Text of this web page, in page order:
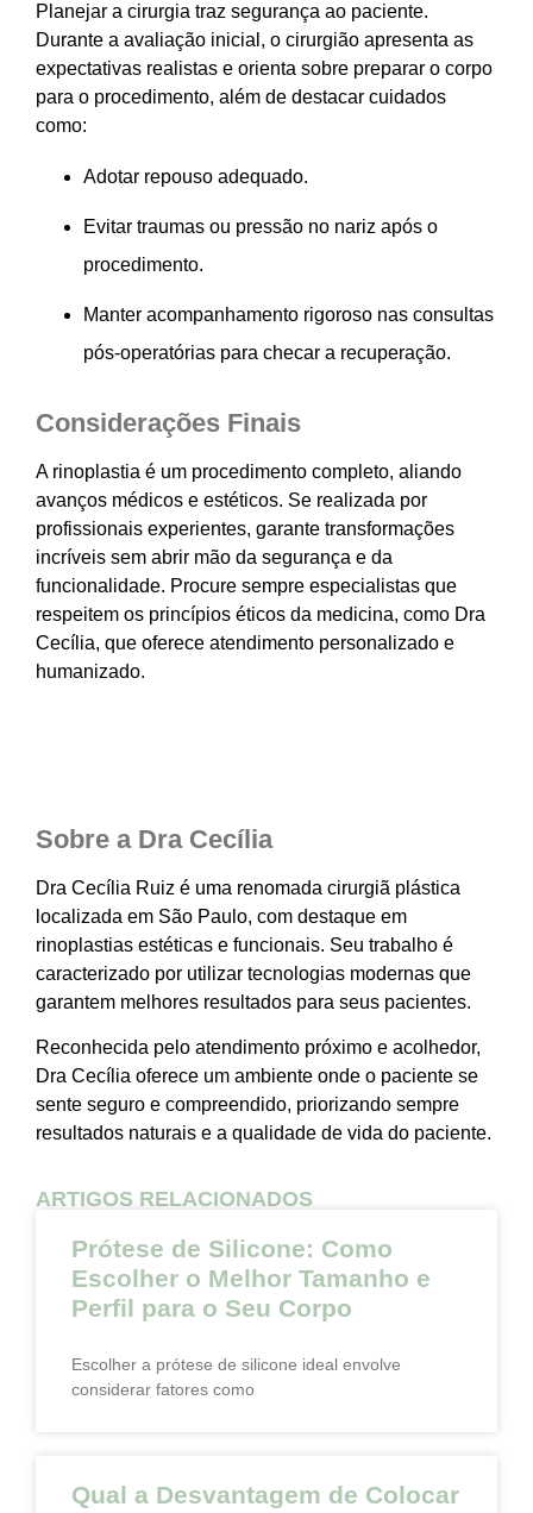
Planejar a cirurgia traz segurança ao paciente.
Durante a avaliação inicial, o cirurgião apresenta as
expectativas realistas e orienta sobre preparar o corpo
para o procedimento, além de destacar cuidados
como:
Adotar repouso adequado.
Evitar traumas ou pressão no nariz após o
procedimento.
Manter acompanhamento rigoroso nas consultas
pós-operatórias para checar a recuperação.
Considerações Finais
A rinoplastia é um procedimento completo, aliando
avanços médicos e estéticos. Se realizada por
profissionais experientes, garante transformações
incríveis sem abrir mão da segurança e da
funcionalidade. Procure sempre especialistas que
respeitem os princípios éticos da medicina, como Dra
Cecília, que oferece atendimento personalizado e
humanizado.
Sobre a Dra Cecília
Dra Cecília Ruiz é uma renomada cirurgiã plástica
localizada em São Paulo, com destaque em
rinoplastias estéticas e funcionais. Seu trabalho é
caracterizado por utilizar tecnologias modernas que
garantem melhores resultados para seus pacientes.
Reconhecida pelo atendimento próximo e acolhedor,
Dra Cecília oferece um ambiente onde o paciente se
sente seguro e compreendido, priorizando sempre
resultados naturais e a qualidade de vida do paciente.
ARTIGOS RELACIONADOS
Prótese de Silicone: Como
Escolher o Melhor Tamanho e
Perfil para o Seu Corpo
Escolher a prótese de silicone ideal envolve
considerar fatores como
Qual a Desvantagem de Colocar